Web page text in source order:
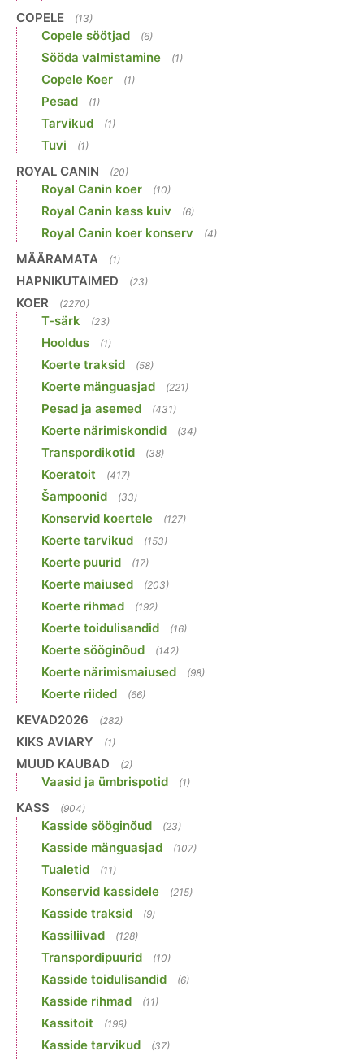
COPELE (13)
Copele söötjad (6)
Sööda valmistamine (1)
Copele Koer (1)
Pesad (1)
Tarvikud (1)
Tuvi (1)
ROYAL CANIN (20)
Royal Canin koer (10)
Royal Canin kass kuiv (6)
Royal Canin koer konserv (4)
MÄÄRAMATA (1)
HAPNIKUTAIMED (23)
KOER (2270)
T-särk (23)
Hooldus (1)
Koerte traksid (58)
Koerte mänguasjad (221)
Pesad ja asemed (431)
Koerte närimiskondid (34)
Transpordikotid (38)
Koeratoit (417)
Šampoonid (33)
Konservid koertele (127)
Koerte tarvikud (153)
Koerte puurid (17)
Koerte maiused (203)
Koerte rihmad (192)
Koerte toidulisandid (16)
Koerte sööginõud (142)
Koerte närimismaiused (98)
Koerte riided (66)
KEVAD2026 (282)
KIKS AVIARY (1)
MUUD KAUBAD (2)
Vaasid ja ümbrispotid (1)
KASS (904)
Kasside sööginõud (23)
Kasside mänguasjad (107)
Tualetid (11)
Konservid kassidele (215)
Kasside traksid (9)
Kassiliivad (128)
Transpordipuurid (10)
Kasside toidulisandid (6)
Kasside rihmad (11)
Kassitoit (199)
Kasside tarvikud (37)